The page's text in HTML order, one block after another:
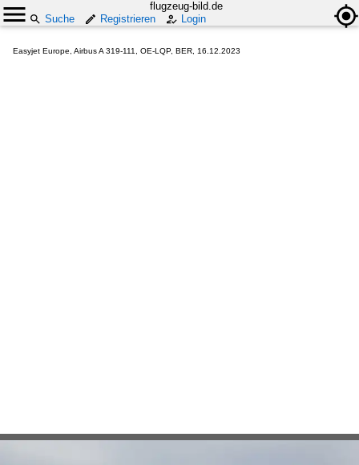
flugzeug-bild.de
Suche
Registrieren Login
Easyjet Europe, Airbus A 319-111, OE-LQP, BER, 16.12.2023